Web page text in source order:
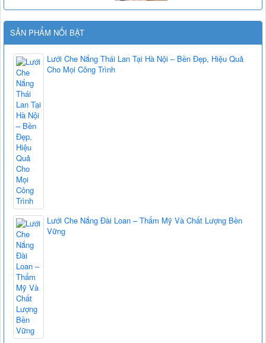
SẢN PHẨM NỔI BẬT
Lưới Che Nắng Thái Lan Tại Hà Nội – Bền Đẹp, Hiệu Quả
Cho Mọi Công Trình
Lưới Che Nắng Đài Loan – Thẩm Mỹ Và Chất Lượng Bền
Vững